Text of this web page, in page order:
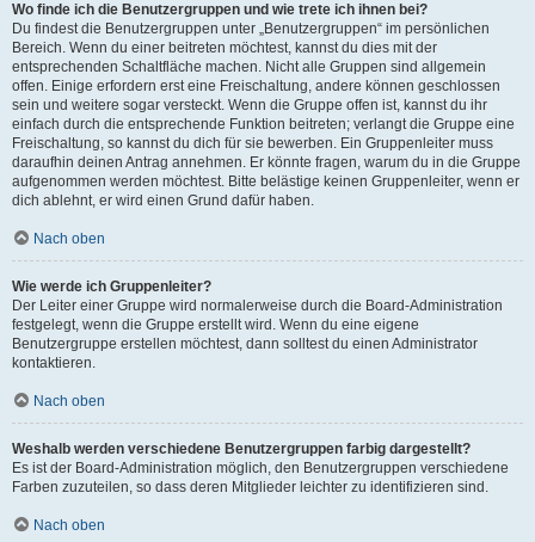
Wo finde ich die Benutzergruppen und wie trete ich ihnen bei?
Du findest die Benutzergruppen unter „Benutzergruppen“ im persönlichen
Bereich. Wenn du einer beitreten möchtest, kannst du dies mit der
entsprechenden Schaltfläche machen. Nicht alle Gruppen sind allgemein
offen. Einige erfordern erst eine Freischaltung, andere können geschlossen
sein und weitere sogar versteckt. Wenn die Gruppe offen ist, kannst du ihr
einfach durch die entsprechende Funktion beitreten; verlangt die Gruppe eine
Freischaltung, so kannst du dich für sie bewerben. Ein Gruppenleiter muss
daraufhin deinen Antrag annehmen. Er könnte fragen, warum du in die Gruppe
aufgenommen werden möchtest. Bitte belästige keinen Gruppenleiter, wenn er
dich ablehnt, er wird einen Grund dafür haben.
Nach oben
Wie werde ich Gruppenleiter?
Der Leiter einer Gruppe wird normalerweise durch die Board-Administration
festgelegt, wenn die Gruppe erstellt wird. Wenn du eine eigene
Benutzergruppe erstellen möchtest, dann solltest du einen Administrator
kontaktieren.
Nach oben
Weshalb werden verschiedene Benutzergruppen farbig dargestellt?
Es ist der Board-Administration möglich, den Benutzergruppen verschiedene
Farben zuzuteilen, so dass deren Mitglieder leichter zu identifizieren sind.
Nach oben